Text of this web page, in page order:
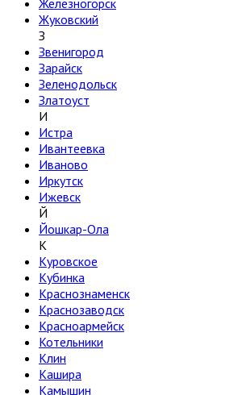
Железногорск
Жуковский
З
Звенигород
Зарайск
Зеленодольск
Златоуст
И
Истра
Ивантеевка
Иваново
Иркутск
Ижевск
Й
Йошкар-Ола
К
Куровское
Кубинка
Краснознаменск
Краснозаводск
Красноармейск
Котельники
Клин
Кашира
Камышин